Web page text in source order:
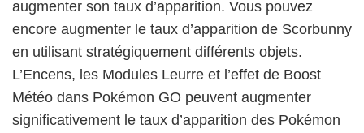
augmenter son taux d’apparition. Vous pouvez
encore augmenter le taux d’apparition de Scorbunny
en utilisant stratégiquement différents objets.
L’Encens, les Modules Leurre et l’effet de Boost
Météo dans Pokémon GO peuvent augmenter
significativement le taux d’apparition des Pokémon